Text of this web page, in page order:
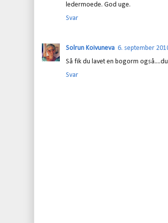
ledermoede. God uge.
Svar
Solrun Koivuneva 6. september
Så fik du lavet en bogorm
Svar